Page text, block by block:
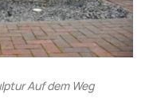
Auf dem Weg